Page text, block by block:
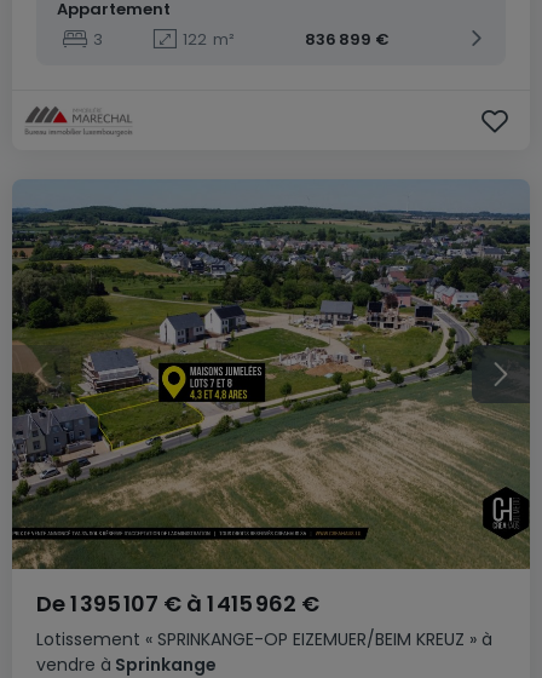
Appartement
3
122 m² 836 899 €
Lotissement « SPRINKANGE-OP EIZEMUER/BEIM KREUZ » à
vendre à Sprinkange
De1 395 107 € à 1 415 962 €